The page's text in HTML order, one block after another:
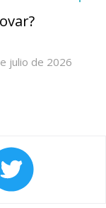
julio de 2026